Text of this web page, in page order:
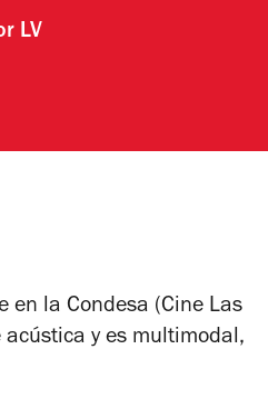
LV
en la Condesa (Cine Las
y es multimodal,